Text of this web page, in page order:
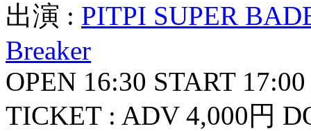
出演 : PITPI SUPER
Breaker
OPEN 16:30 START 17:00
TICKET : ADV 4,000円